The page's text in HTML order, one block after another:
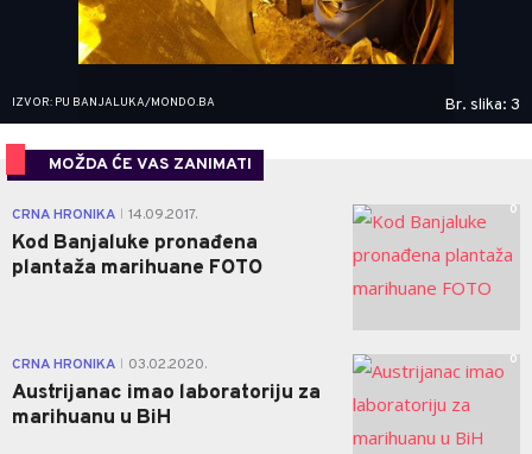
IZVOR: PU BANJALUKA/MONDO.BA Br. slika: 3
MOŽDA ĆE VAS ZANIMATI
CRNA HRONIKA 14.09.2017.
Kod Banjaluke pronađena
plantaža marihuane FOTO
0
CRNA HRONIKA 03.02.2020.
Austrijanac imao laboratoriju za
marihuanu u BiH
0